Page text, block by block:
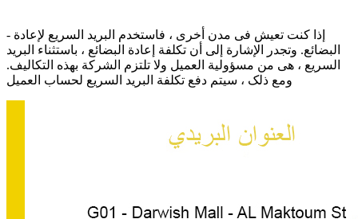
- إذا کنت تعیش فی مدن أخرى ، فاستخدم البرید السریع لإعادة
البضائع. وتجدر الإشارة إلى أن تکلفة إعادة البضائع ، باستثناء البرید
السریع ، هی من مسؤولیة العمیل ولا تلتزم الشرکة بهذه التکالیف.